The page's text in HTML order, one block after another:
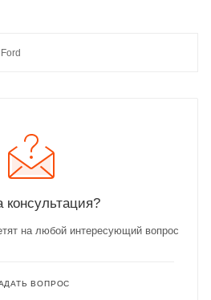
консультация?
на любой интересующий вопрос
ВОПРОС